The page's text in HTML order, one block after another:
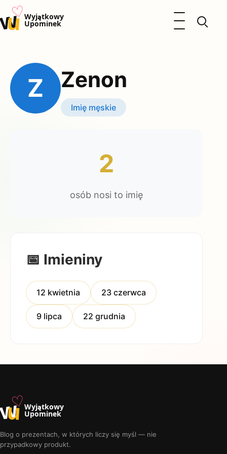
u♡Wyjątkowy
Upominek
Otwórz menu
Kalendarz Imienin
Kobieta
Okazje
Katalog prezentów
Z Zenon
Imię męskie
2
osób nosi to imię
📅 Imieniny
12 kwietnia 23 czerwca
9 lipca 22 grudnia
u♡Wyjątkowy
Upominek
Blog o prezentach, w których liczy się myśl — nie
przypadkowy produkt.